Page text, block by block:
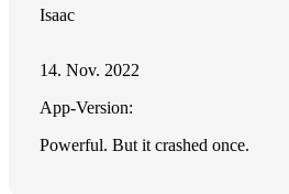
Isaac
14. Nov. 2022
App-Version:
Powerful. But it crashed once.